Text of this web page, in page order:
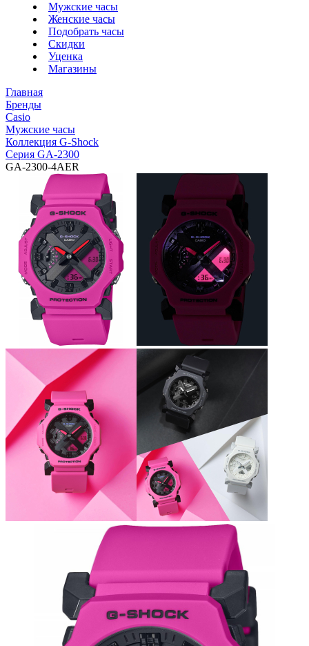
Мужские часы
Женские часы
Подобрать часы
Скидки
Уценка
Магазины
Главная
Бренды
Casio
Мужские часы
Коллекция G-Shock
Серия GA-2300
GA-2300-4AER